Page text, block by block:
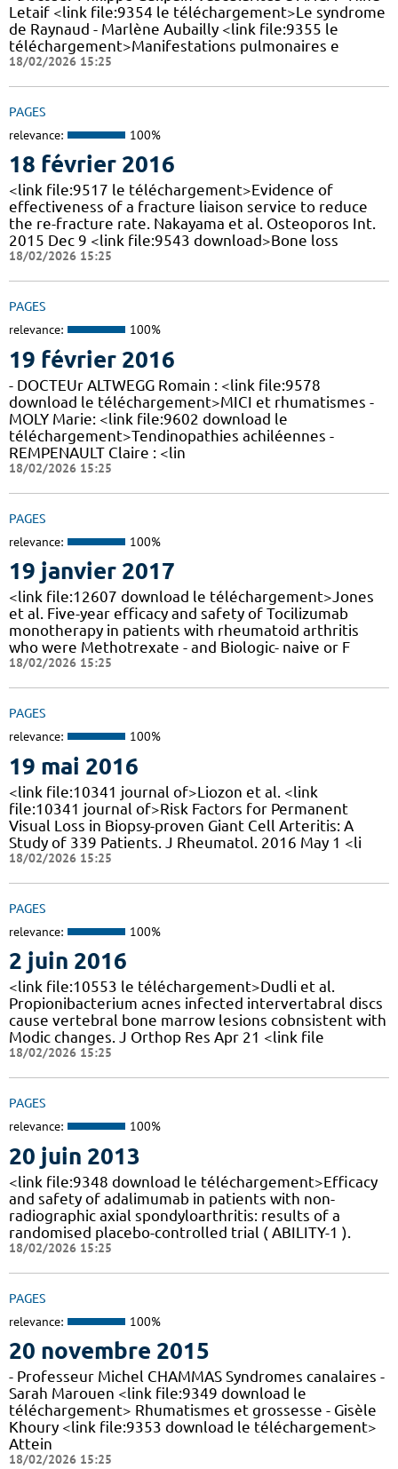
Letaif <link file:9354 le téléchargement>Le syndrome
de Raynaud - Marlène Aubailly <link file:9355 le
téléchargement>Manifestations pulmonaires e
18/02/2026 15:25
PAGES
relevance: 100%
18 février 2016
<link file:9517 le téléchargement>Evidence of
effectiveness of a fracture liaison service to reduce
the re-fracture rate. Nakayama et al. Osteoporos Int.
2015 Dec 9 <link file:9543 download>Bone loss
18/02/2026 15:25
PAGES
relevance: 100%
19 février 2016
- DOCTEUr ALTWEGG Romain : <link file:9578
download le téléchargement>MICI et rhumatismes -
MOLY Marie: <link file:9602 download le
téléchargement>Tendinopathies achiléennes -
REMPENAULT Claire : <lin
18/02/2026 15:25
PAGES
relevance: 100%
19 janvier 2017
<link file:12607 download le téléchargement>Jones
et al. Five-year efficacy and safety of Tocilizumab
monotherapy in patients with rheumatoid arthritis
who were Methotrexate - and Biologic- naive or F
18/02/2026 15:25
PAGES
relevance: 100%
19 mai 2016
<link file:10341 journal of>Liozon et al. <link
file:10341 journal of>Risk Factors for Permanent
Visual Loss in Biopsy-proven Giant Cell Arteritis: A
Study of 339 Patients. J Rheumatol. 2016 May 1 <li
18/02/2026 15:25
PAGES
relevance: 100%
2 juin 2016
<link file:10553 le téléchargement>Dudli et al.
Propionibacterium acnes infected intervertabral discs
cause vertebral bone marrow lesions cobnsistent with
Modic changes. J Orthop Res Apr 21 <link file
18/02/2026 15:25
PAGES
relevance: 100%
20 juin 2013
<link file:9348 download le téléchargement>Efficacy
and safety of adalimumab in patients with non-
radiographic axial spondyloarthritis: results of a
randomised placebo-controlled trial ( ABILITY-1 ).
18/02/2026 15:25
PAGES
relevance: 100%
20 novembre 2015
- Professeur Michel CHAMMAS Syndromes canalaires -
Sarah Marouen <link file:9349 download le
téléchargement> Rhumatismes et grossesse - Gisèle
Khoury <link file:9353 download le téléchargement>
Attein
18/02/2026 15:25